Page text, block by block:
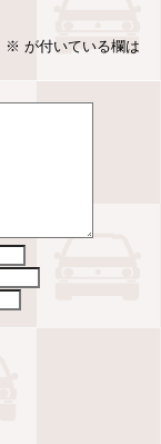
※ が付いている欄は